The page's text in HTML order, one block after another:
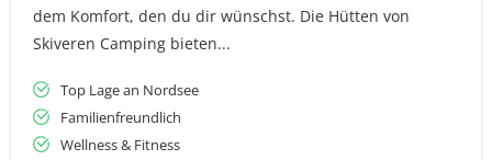
dem Komfort, den du dir wünschst. Die Hütten von
Skiveren Camping bieten...
Top Lage an Nordsee
Familienfreundlich
Wellness & Fitness